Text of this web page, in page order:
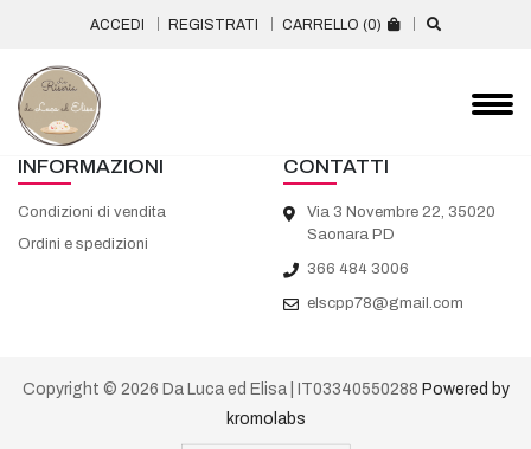
ACCEDI REGISTRATI CARRELLO (0)
Errore 404
Template non trovato: list_info.html
INFORMAZIONI
Condizioni di vendita
Ordini e spedizioni
CONTATTI
Via 3 Novembre 22, 35020
Saonara PD
366 484 3006
elscpp78@gmail.com
Copyright © 2026 Da Luca ed Elisa | IT03340550288 Powered by
kromolabs